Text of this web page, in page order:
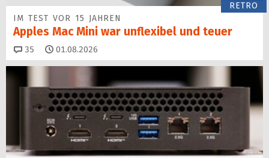
RETRO
IM TEST VOR 15 JAHREN
Apples Mac Mini war unflexibel und teuer
35 Kommentare
01.08.2026